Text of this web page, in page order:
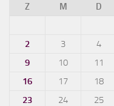
Z
M D
2
3 4
9
10 11
16
17 18
23
24 25